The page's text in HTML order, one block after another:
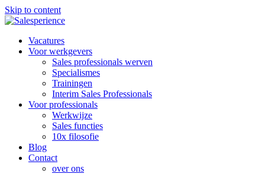
Skip to content
Vacatures
Voor werkgevers
Sales professionals werven
Specialismes
Trainingen
Interim Sales Professionals
Voor professionals
Werkwijze
Sales functies
10x filosofie
Blog
Contact
over ons